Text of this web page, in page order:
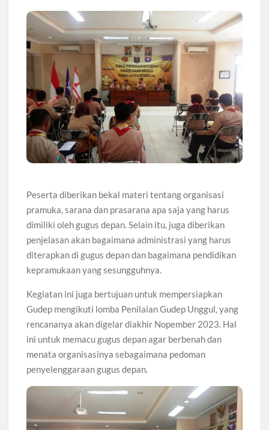
Peserta diberikan bekal materi tentang organisasi
pramuka, sarana dan prasarana apa saja yang harus
dimiliki oleh gugus depan. Selain itu, juga diberikan
penjelasan akan bagaimana administrasi yang harus
diterapkan di gugus depan dan bagaimana pendidikan
kepramukaan yang sesungguhnya.
Kegiatan ini juga bertujuan untuk mempersiapkan
Gudep mengikuti lomba Penilaian Gudep Unggul, yang
rencananya akan digelar diakhir Nopember 2023. Hal
ini untuk memacu gugus depan agar berbenah dan
menata organisasinya sebagaimana pedoman
penyelenggaraan gugus depan.